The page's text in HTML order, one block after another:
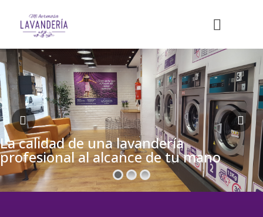
La calidad de una lavandería
profesional al alcance de tu mano